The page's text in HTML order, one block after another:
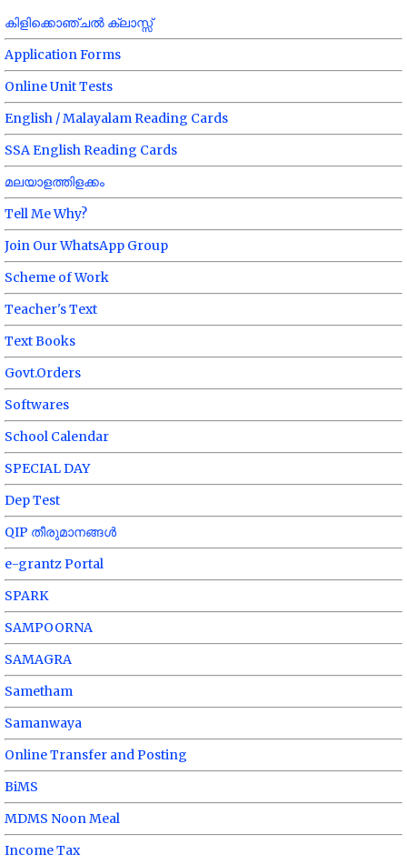
കിളിക്കൊഞ്ചൽ ക്ലാസ്സ്
Application Forms
Online Unit Tests
English / Malayalam Reading Cards
SSA English Reading Cards
മലയാളത്തിളക്കം
Tell Me Why?
Join Our WhatsApp Group
Scheme of Work
Teacher's Text
Text Books
Govt.Orders
Softwares
School Calendar
SPECIAL DAY
Dep Test
QIP തീരുമാനങ്ങൾ
e-grantz Portal
SPARK
SAMPOORNA
SAMAGRA
Sametham
Samanwaya
Online Transfer and Posting
BiMS
MDMS Noon Meal
Income Tax